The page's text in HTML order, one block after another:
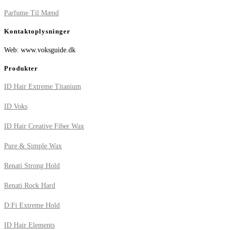
Parfume Til Mænd
Kontaktoplysninger
Web: www.voksguide.dk
Produkter
ID Hair Extreme Titanium
ID Voks
ID Hair Creative Fiber Wax
Pure & Simple Wax
Renati Strong Hold
Renati Rock Hard
D:Fi Extreme Hold
ID Hair Elements